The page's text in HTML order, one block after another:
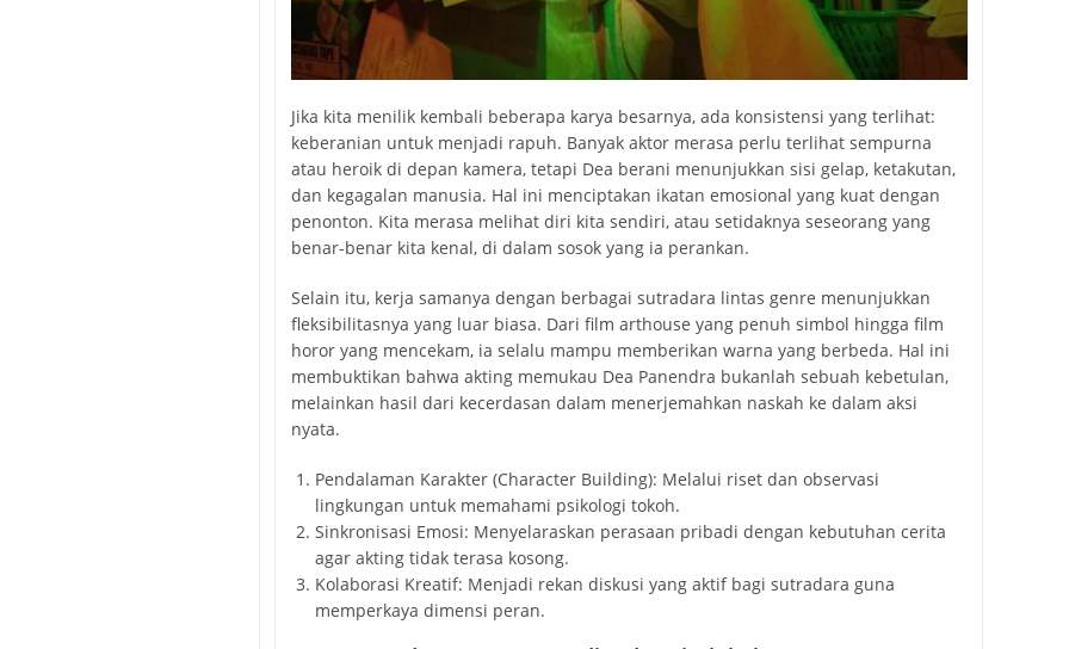
Jika kita menilik kembali beberapa karya besarnya, ada konsistensi yang terlihat:
keberanian untuk menjadi rapuh. Banyak aktor merasa perlu terlihat sempurna
atau heroik di depan kamera, tetapi Dea berani menunjukkan sisi gelap, ketakutan,
dan kegagalan manusia. Hal ini menciptakan ikatan emosional yang kuat dengan
penonton. Kita merasa melihat diri kita sendiri, atau setidaknya seseorang yang
benar-benar kita kenal, di dalam sosok yang ia perankan.
Selain itu, kerja samanya dengan berbagai sutradara lintas genre menunjukkan
fleksibilitasnya yang luar biasa. Dari film arthouse yang penuh simbol hingga film
horor yang mencekam, ia selalu mampu memberikan warna yang berbeda. Hal ini
membuktikan bahwa akting memukau Dea Panendra bukanlah sebuah kebetulan,
melainkan hasil dari kecerdasan dalam menerjemahkan naskah ke dalam aksi
nyata.
Pendalaman Karakter (Character Building): Melalui riset dan observasi
lingkungan untuk memahami psikologi tokoh.
Sinkronisasi Emosi: Menyelaraskan perasaan pribadi dengan kebutuhan cerita
agar akting tidak terasa kosong.
Kolaborasi Kreatif: Menjadi rekan diskusi yang aktif bagi sutradara guna
memperkaya dimensi peran.